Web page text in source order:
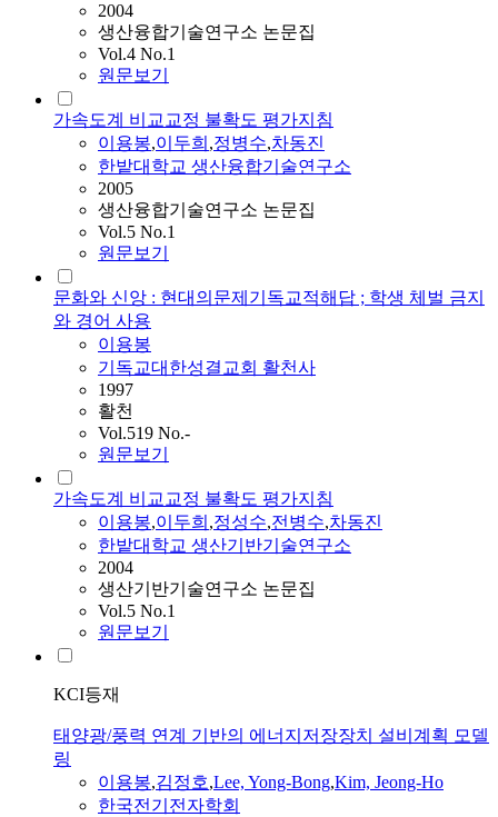
2004
생산융합기술연구소 논문집
Vol.4 No.1
원문보기
가속도계 비교교정 불확도 평가지침
이용봉,이두희 ,정병수,차동진
한밭대학교 생산융합기술연구소
2005
생산융합기술연구소 논문집
Vol.5 No.1
원문보기
문화와 신앙 : 현대의문제기독교적해답 ; 학생 체벌 금지
와 경어 사용
이용봉
기독교대한성결교회 활천사
1997
활천
Vol.519 No.-
원문보기
가속도계 비교교정 불확도 평가지침
이용봉,이두희 ,정성수,전병수,차동진
한밭대학교 생산기반기술연구소
2004
생산기반기술연구소 논문집
Vol.5 No.1
원문보기
KCI등재
태양광/풍력 연계 기반의 에너지저장장치 설비계획 모델
링
이용봉,김정호,Lee, Yong-Bong,Kim, Jeong-Ho
한국전기전자학회